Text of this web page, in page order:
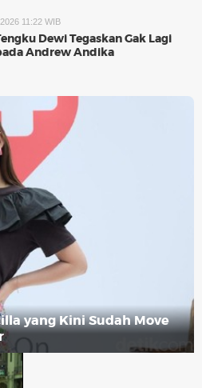
11:22 WIB
Dewi Tegaskan Gak Lagi
Andrew Andika
yang Kini Sudah Move